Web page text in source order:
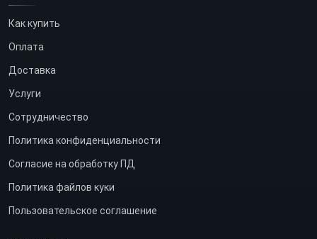
Как купить
Оплата
Доставка
Услуги
Сотрудничество
Политика конфиденциальности
Согласие на обработку ПД
Политика файлов куки
Пользовательское соглашение